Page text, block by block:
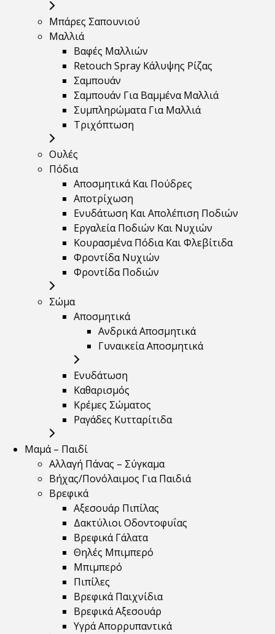
Μπάρες Σαπουνιού
Μαλλιά
Βαφές Μαλλιών
Retouch Spray Κάλυψης Ρίζας
Σαμπουάν
Σαμπουάν Για Βαμμένα Μαλλιά
Συμπληρώματα Για Μαλλιά
Τριχόπτωση
Ουλές
Πόδια
Αποσμητικά Και Πούδρες
Αποτρίχωση
Ενυδάτωση Και Απολέπιση Ποδιών
Εργαλεία Ποδιών Και Νυχιών
Κουρασμένα Πόδια Και Φλεβίτιδα
Φροντίδα Νυχιών
Φροντίδα Ποδιών
Σώμα
Αποσμητικά
Ανδρικά Αποσμητικά
Γυναικεία Αποσμητικά
Ενυδάτωση
Καθαρισμός
Κρέμες Σώματος
Ραγάδες Κυτταρίτιδα
Μαμά – Παιδί
Αλλαγή Πάνας – Σύγκαμα
Βήχας/Πονόλαιμος Για Παιδιά
Βρεφικά
Αξεσουάρ Πιπίλας
Δακτύλιοι Οδοντοφυΐας
Βρεφικά Γάλατα
Θηλές Μπιμπερό
Μπιμπερό
Πιπίλες
Βρεφικά Παιχνίδια
Βρεφικά Αξεσουάρ
Υγρά Απορρυπαντικά